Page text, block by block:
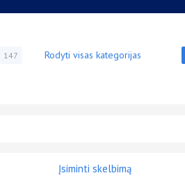
147 Rodyti visas kategorijas
Įsiminti skelbimą